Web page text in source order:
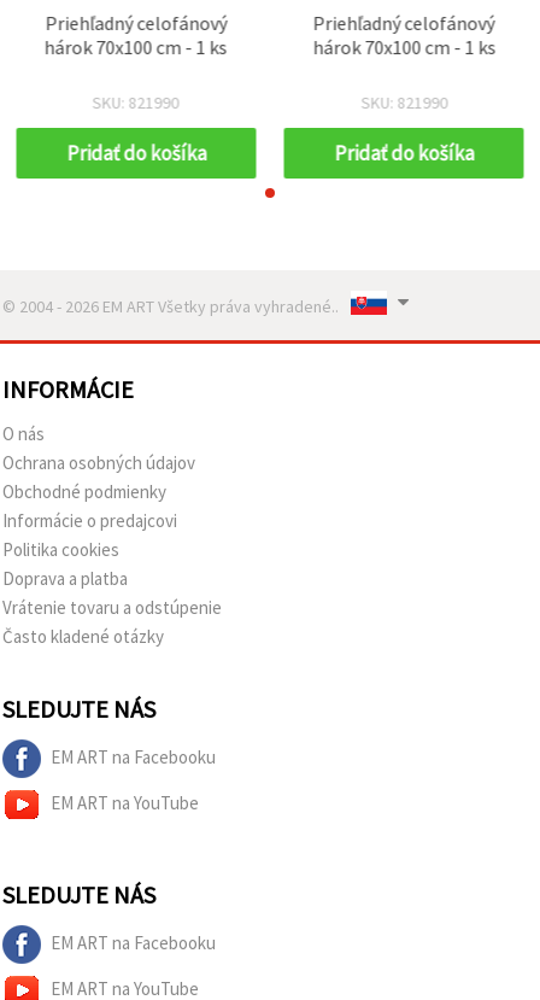
Priehľadný celofánový
hárok 70x100 cm - 1 ks
SKU: 821990
Pridať do košíka
Priehľadný celofánový
hárok 70x100 cm - 1 ks
SKU: 821990
Pridať do košíka
© 2004 - 2026 EM ART Všetky práva vyhradené..
INFORMÁCIE
O nás
Ochrana osobných údajov
Obchodné podmienky
Informácie o predajcovi
Politika cookies
Doprava a platba
Vrátenie tovaru a odstúpenie
Často kladené otázky
SLEDUJTE NÁS
EM ART na Facebooku
EM ART na YouTube
SLEDUJTE NÁS
EM ART na Facebooku
EM ART na YouTube